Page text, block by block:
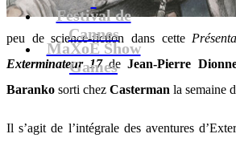
Festival de
Cannes
MaXoE Show
Games
peu de science-fiction dans cette
Exterminateur 17deJean-Pierre
Baranko sorti chez Casterman la semaine
Il s’agit de l’intégrale des aventures